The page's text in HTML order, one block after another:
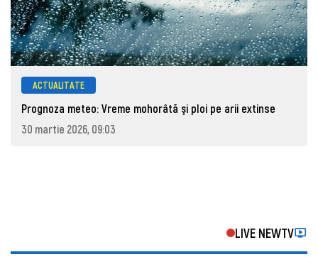
ACTUALITATE
Prognoza meteo: Vreme mohorâtă şi ploi pe arii extinse
30 martie 2026, 09:03
LIVE NEWTV